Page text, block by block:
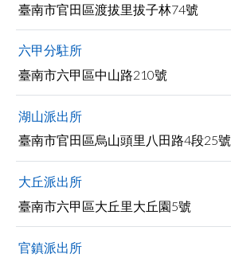
臺南市官田區渡拔里拔子林74號
六甲分駐所
臺南市六甲區中山路210號
湖山派出所
臺南市官田區烏山頭里八田路4段25號
大丘派出所
臺南市六甲區大丘里大丘園5號
官鎮派出所